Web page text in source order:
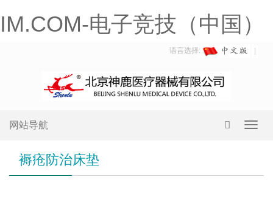
IM.COM-电子竞技（中国）
语言选择:
网站导航
褥疮防治床垫